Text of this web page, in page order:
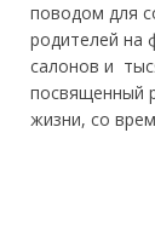
поводом для
родителей на
салонов и
посвященный
жизни, со